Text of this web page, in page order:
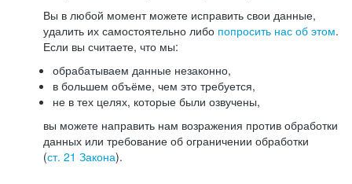
Вы в любой момент можете исправить свои данные,
удалить их самостоятельно либо попросить нас об этом.
Если вы считаете, что мы:
обрабатываем данные незаконно,
в большем объёме, чем это требуется,
не в тех целях, которые были озвучены,
вы можете направить нам возражения против обработки
данных или требование об ограничении обработки
(ст. 21 Закона).